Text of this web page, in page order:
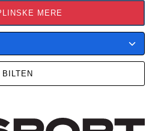
MERE
BILTEN